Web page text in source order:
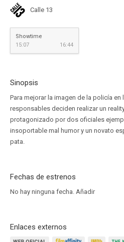
Calle 13
Showtime
15:07
16:44
Sinopsis
Para mejorar la imagen de la policía
responsables deciden realizar un
protagonizado por dos oficiales
insoportable mal humor y un novato
pata.
Fechas de estrenos
No hay ninguna fecha. Añadir
Enlaces externos